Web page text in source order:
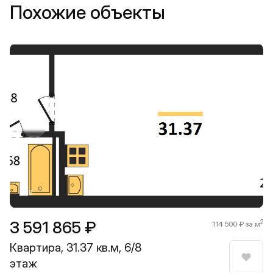
Похожие объекты
3 591 865 ₽ 114 500 ₽ за м2
Квартира, 31.37 кв.м, 6/8
этаж
1 / 8
Прокрутить влево